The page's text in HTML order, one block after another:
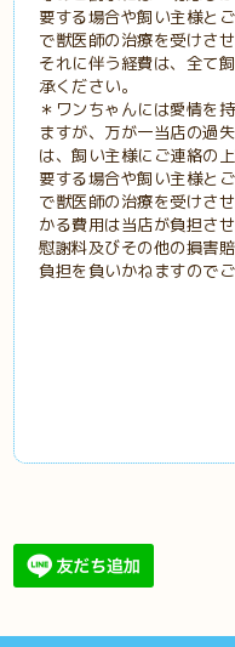
要する場合や飼い主様と
で獣医師の治療を受けさ
それに伴う経費は、全て
承ください。
＊ワンちゃんには愛情を
ますが、万が一当店の過
は、飼い主様にご連絡の
要する場合や飼い主様と
で獣医師の治療を受けさ
かる費用は当店が負担さ
慰謝料及びその他の損害
負担を負いかねますのでご